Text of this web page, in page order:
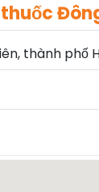
thành phố